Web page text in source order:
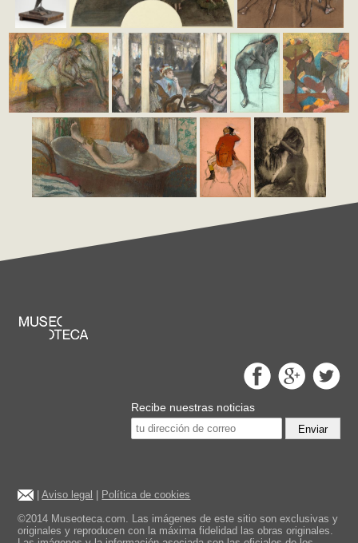
Recibe nuestras noticias
Enviar
|Aviso legal
Política de cookies
©2014 Museoteca.com. Las imágenes de este sitio son exclusivas y
originales y reproducen con la máxima fidelidad las obras originales.